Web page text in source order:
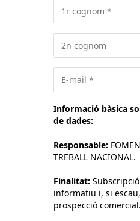
Informació bàsica
de dades:
Responsable:
TREBALL NACIONAL.
Finalitat:
informatiu i, si
prospecció comercial.